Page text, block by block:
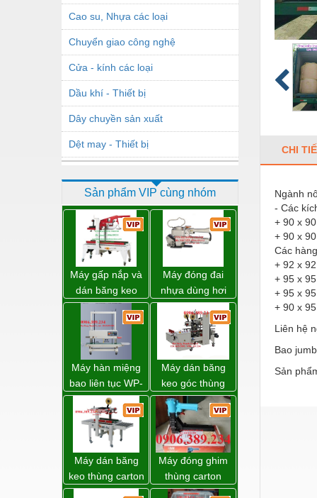
Cao su, Nhựa các loại
Chuyển giao công nghệ
Cửa - kính các loại
Dầu khí - Thiết bị
Dây chuyền sản xuất
Dệt may - Thiết bị
Dịch vụ - Thi công
Điện công nghiệp
Điện gia dụng
Điện Lạnh
Đóng tàu Thiết bị
Đúc chính xác Thiết bị
Dụng cụ cầm tay
Dụng cụ cắt gọt
Dụng cụ điện
Dụng cụ đo
Gỗ - Trang thiết bị
Hàn cắt - Thiết bị
Sản phẩm VIP cùng nhóm
Máy gấp nắp và
dán băng keo
thùng carton tự
động WP-5050F
giá rẻ
Máy đóng đai
nhựa dùng hơi
khí nén WP-20
Máy hàn miệng
bao liên tục WP-
1200V chính
hãng giá tốt
Máy dán băng
keo góc thùng
carton giá tốt
Đồng Nai
Máy dán băng
keo thùng carton
WP-5050RL
Máy đóng ghim
thùng carton
dùng khí nén giá
CHI
Ngành
- Các
+ 90 x
+ 90 x
Các
+ 92 x
+ 95 x
+ 95 x
+ 90 x
Liên hệ
Bao
Sản